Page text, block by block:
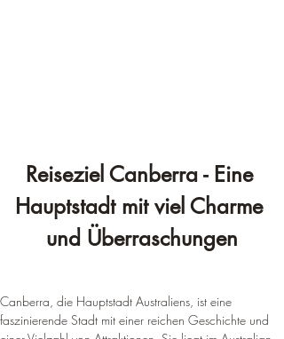
Reiseziel Canberra - Eine
Hauptstadt mit viel Charme
und Überraschungen
Canberra, die Hauptstadt Australiens, ist eine
faszinierende Stadt mit einer reichen Geschichte und